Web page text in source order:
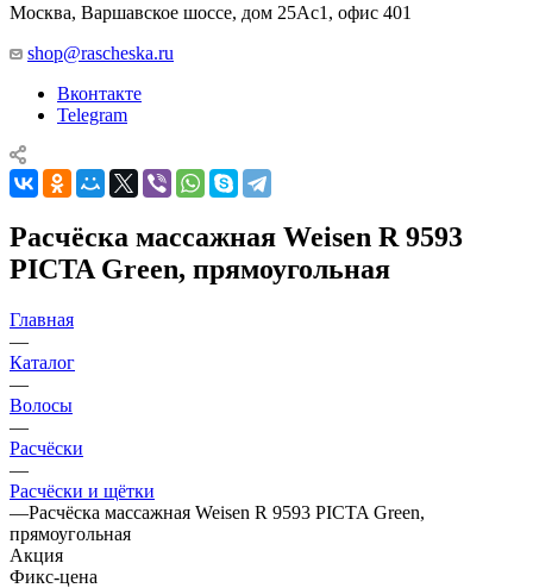
Москва, Варшавское шоссе, дом 25Аc1, офис 401
shop@rascheska.ru
Вконтакте
Telegram
Расчёска массажная Weisen R 9593
PICTA Green, прямоугольная
Главная
—
Каталог
—
Волосы
—
Расчёски
—
Расчёски и щётки
—Расчёска массажная Weisen R 9593 PICTA Green,
прямоугольная
Акция
Фикс-цена